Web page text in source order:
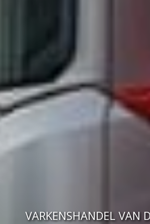
VARKENSHANDEL VAN